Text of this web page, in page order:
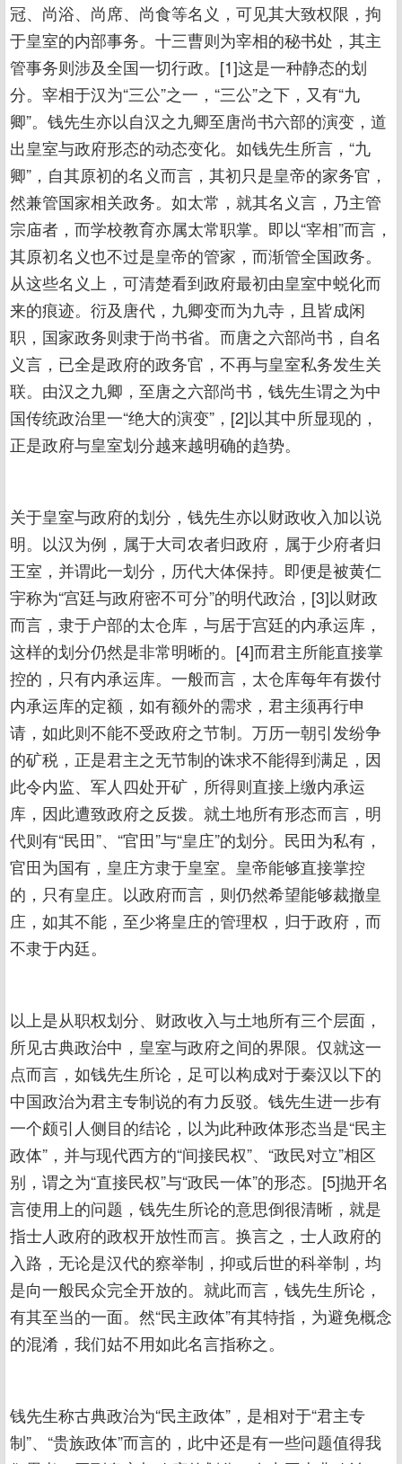
冠、尚浴、尚席、尚食等名义，可见其大致权限，拘
于皇室的内部事务。十三曹则为宰相的秘书处，其主
管事务则涉及全国一切行政。[1]这是一种静态的划
分。宰相于汉为“三公”之一，“三公”之下，又有“九
卿”。钱先生亦以自汉之九卿至唐尚书六部的演变，道
出皇室与政府形态的动态变化。如钱先生所言，“九
卿”，自其原初的名义而言，其初只是皇帝的家务官，
然兼管国家相关政务。如太常，就其名义言，乃主管
宗庙者，而学校教育亦属太常职掌。即以“宰相”而言，
其原初名义也不过是皇帝的管家，而渐管全国政务。
从这些名义上，可清楚看到政府最初由皇室中蜕化而
来的痕迹。衍及唐代，九卿变而为九寺，且皆成闲
职，国家政务则隶于尚书省。而唐之六部尚书，自名
义言，已全是政府的政务官，不再与皇室私务发生关
联。由汉之九卿，至唐之六部尚书，钱先生谓之为中
国传统政治里一“绝大的演变”，[2]以其中所显现的，
正是政府与皇室划分越来越明确的趋势。
关于皇室与政府的划分，钱先生亦以财政收入加以说
明。以汉为例，属于大司农者归政府，属于少府者归
王室，并谓此一划分，历代大体保持。即便是被黄仁
宇称为“宫廷与政府密不可分”的明代政治，[3]以财政
而言，隶于户部的太仓库，与居于宫廷的内承运库，
这样的划分仍然是非常明晰的。[4]而君主所能直接掌
控的，只有内承运库。一般而言，太仓库每年有拨付
内承运库的定额，如有额外的需求，君主须再行申
请，如此则不能不受政府之节制。万历一朝引发纷争
的矿税，正是君主之无节制的诛求不能得到满足，因
此令内监、军人四处开矿，所得则直接上缴内承运
库，因此遭致政府之反拨。就土地所有形态而言，明
代则有“民田”、“官田”与“皇庄”的划分。民田为私有，
官田为国有，皇庄方隶于皇室。皇帝能够直接掌控
的，只有皇庄。以政府而言，则仍然希望能够裁撤皇
庄，如其不能，至少将皇庄的管理权，归于政府，而
不隶于内廷。
以上是从职权划分、财政收入与土地所有三个层面，
所见古典政治中，皇室与政府之间的界限。仅就这一
点而言，如钱先生所论，足可以构成对于秦汉以下的
中国政治为君主专制说的有力反驳。钱先生进一步有
一个颇引人侧目的结论，以为此种政体形态当是“民主
政体”，并与现代西方的“间接民权”、“政民对立”相区
别，谓之为“直接民权”与“政民一体”的形态。[5]抛开名
言使用上的问题，钱先生所论的意思倒很清晰，就是
指士人政府的政权开放性而言。换言之，士人政府的
入路，无论是汉代的察举制，抑或后世的科举制，均
是向一般民众完全开放的。就此而言，钱先生所论，
有其至当的一面。然“民主政体”有其特指，为避免概念
的混淆，我们姑不用如此名言指称之。
钱先生称古典政治为“民主政体”，是相对于“君主专
制”、“贵族政体”而言的，此中还是有一些问题值得我